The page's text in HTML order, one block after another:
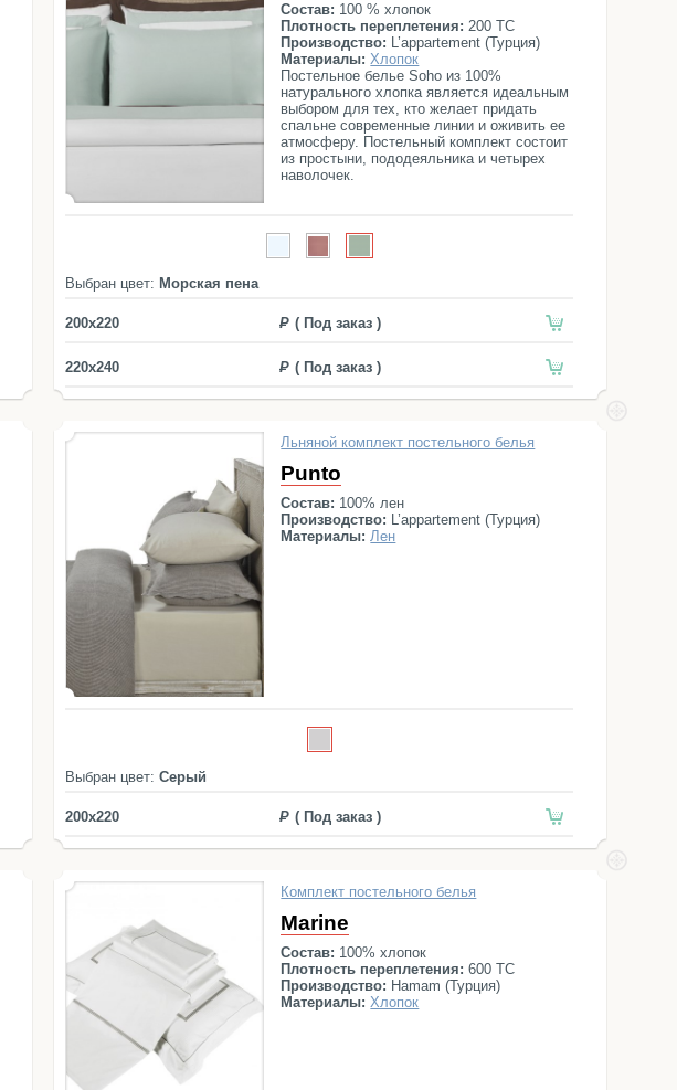
Состав: 100 % хлопок
Плотность переплетения: 200 ТС
Производство: L’appartement (Турция)
Материалы: Хлопок
Постельное белье Soho из 100%
натурального хлопка является идеальным
выбором для тех, кто желает придать
спальне современные линии и оживить ее
атмосферу. Постельный комплект состоит
из простыни, пододеяльника и четырех
наволочек.
Выбран цвет: Морская пена
200x220 ( Под заказ )
220x240 ( Под заказ )
Льняной комплект постельного белья
Punto
Состав: 100% лен
Производство: L’appartement (Турция)
Материалы: Лен
Выбран цвет:Серый
200x220 ( Под заказ )
Комплект постельного белья
Marine
Состав: 100% хлопок
Плотность переплетения: 600 ТС
Производство: Hamam (Турция)
Материалы: Хлопок